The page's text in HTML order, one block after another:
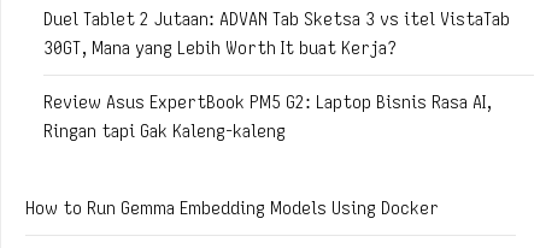
Duel Tablet 2 Jutaan: ADVAN Tab Sketsa 3 vs itel VistaTab
30GT, Mana yang Lebih Worth It buat Kerja?
Review Asus ExpertBook PM5 G2: Laptop Bisnis Rasa AI,
Ringan tapi Gak Kaleng-kaleng
How to Run Gemma Embedding Models Using Docker